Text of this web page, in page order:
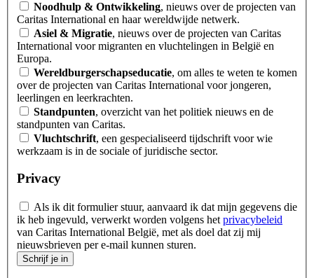
Noodhulp & Ontwikkeling, nieuws over de projecten van
Caritas International en haar wereldwijde netwerk.
Asiel & Migratie, nieuws over de projecten van Caritas
International voor migranten en vluchtelingen in België en
Europa.
Wereldburgerschapseducatie, om alles te weten te komen
over de projecten van Caritas International voor jongeren,
leerlingen en leerkrachten.
Standpunten, overzicht van het politiek nieuws en de
standpunten van Caritas.
Vluchtschrift, een gespecialiseerd tijdschrift voor wie
werkzaam is in de sociale of juridische sector.
Privacy
ik heb ingevuld, verwerkt worden volgens het privacybeleid
van Caritas International België, met als doel dat zij mij
nieuwsbrieven per e-mail kunnen sturen.
Schrijf je in